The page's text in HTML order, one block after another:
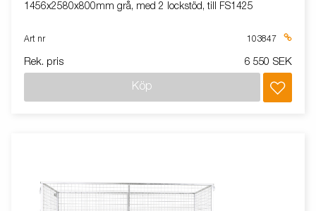
1456x2580x800mm grå, med 2 lockstöd, till FS1425
Art nr 103847
Rek. pris 6 550 SEK
Köp